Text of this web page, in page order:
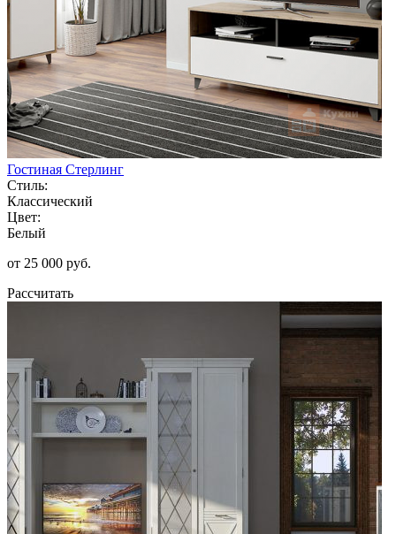
Гостиная Стерлинг
Стиль:
Классический
Цвет:
Белый
от 25 000 руб.
Рассчитать